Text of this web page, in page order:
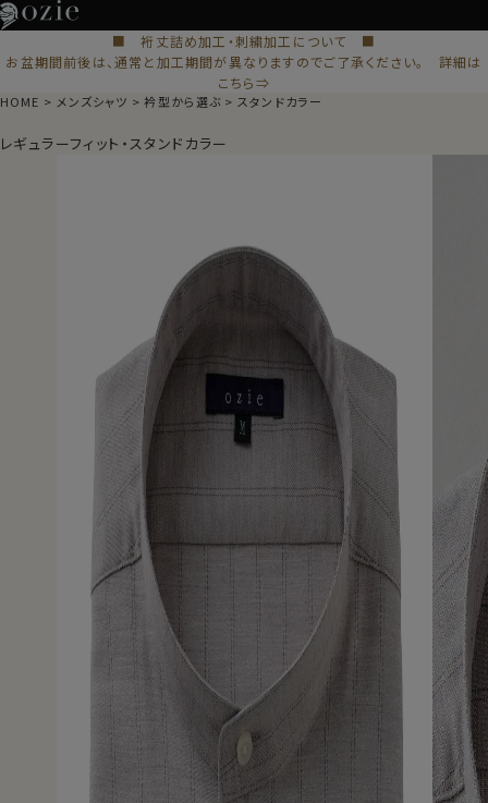
■ 裄丈詰め加工・刺繍加工について ■
お盆期間前後は、通常と加工期間が異なりますのでご了承ください。 詳細は
こちら⇒
HOME メンズシャツ 衿型から選ぶ スタンドカラー
レギュラーフィット・スタンドカラー